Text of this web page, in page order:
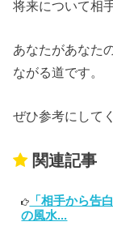
将来について相
あなたがあなた
ながる道です。
ぜひ参考にして
関連記事
「相手から告
の風水...